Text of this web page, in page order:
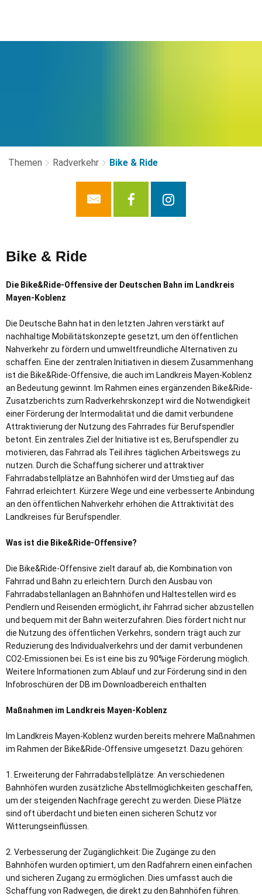
Themen Radverkehr Bike & Ride
Bike
Ride
Bike & Ride
Die Bike&Ride-Offensive der Deutschen Bahn im Landkreis
Mayen-Koblenz
Die Deutsche Bahn hat in den letzten Jahren verstärkt auf
nachhaltige Mobilitätskonzepte gesetzt, um den öffentlichen
Nahverkehr zu fördern und umweltfreundliche Alternativen zu
schaffen. Eine der zentralen Initiativen in diesem Zusammenhang
ist die Bike&Ride-Offensive, die auch im Landkreis Mayen-Koblenz
an Bedeutung gewinnt. Im Rahmen eines ergänzenden Bike&Ride-
Zusatzberichts zum Radverkehrskonzept wird die Notwendigkeit
einer Förderung der Intermodalität und die damit verbundene
Attraktivierung der Nutzung des Fahrrades für Berufspendler
betont. Ein zentrales Ziel der Initiative ist es, Berufspendler zu
motivieren, das Fahrrad als Teil ihres täglichen Arbeitswegs zu
nutzen. Durch die Schaffung sicherer und attraktiver
Fahrradabstellplätze an Bahnhöfen wird der Umstieg auf das
Fahrrad erleichtert. Kürzere Wege und eine verbesserte Anbindung
an den öffentlichen Nahverkehr erhöhen die Attraktivität des
Landkreises für Berufspendler.
Was ist die Bike&Ride-Offensive?
Die Bike&Ride-Offensive zielt darauf ab, die Kombination von
Fahrrad und Bahn zu erleichtern. Durch den Ausbau von
Fahrradabstellanlagen an Bahnhöfen und Haltestellen wird es
Pendlern und Reisenden ermöglicht, ihr Fahrrad sicher abzustellen
und bequem mit der Bahn weiterzufahren. Dies fördert nicht nur
die Nutzung des öffentlichen Verkehrs, sondern trägt auch zur
Reduzierung des Individualverkehrs und der damit verbundenen
CO2-Emissionen bei. Es ist eine bis zu 90%ige Förderung möglich.
Weitere Informationen zum Ablauf und zur Förderung sind in den
Infobroschüren der DB im Downloadbereich enthalten
Maßnahmen im Landkreis Mayen-Koblenz
Im Landkreis Mayen-Koblenz wurden bereits mehrere Maßnahmen
im Rahmen der Bike&Ride-Offensive umgesetzt. Dazu gehören:
1. Erweiterung der Fahrradabstellplätze: An verschiedenen
Bahnhöfen wurden zusätzliche Abstellmöglichkeiten geschaffen,
um der steigenden Nachfrage gerecht zu werden. Diese Plätze
sind oft überdacht und bieten einen sicheren Schutz vor
Witterungseinflüssen.
2. Verbesserung der Zugänglichkeit: Die Zugänge zu den
Bahnhöfen wurden optimiert, um den Radfahrern einen einfachen
und sicheren Zugang zu ermöglichen. Dies umfasst auch die
Schaffung von Radwegen, die direkt zu den Bahnhöfen führen.